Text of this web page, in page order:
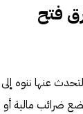
فتح
عنها ننوه إلى
ضرائب مالية أو